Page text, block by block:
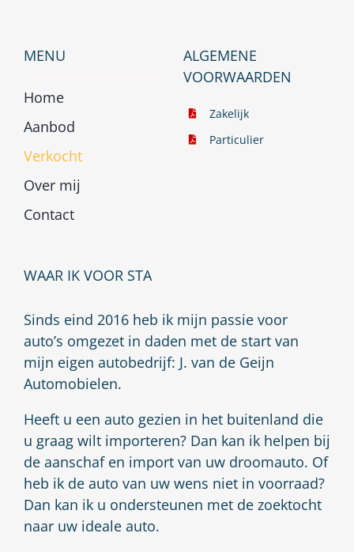
MENU
Home
Aanbod
Verkocht
Over mij
Contact
ALGEMENE
VOORWAARDEN
Zakelijk
Particulier
WAAR IK VOOR STA
Sinds eind 2016 heb ik mijn passie voor
auto’s omgezet in daden met de start van
mijn eigen autobedrijf: J. van de Geijn
Automobielen.
Heeft u een auto gezien in het buitenland die
u graag wilt importeren? Dan kan ik helpen bij
de aanschaf en import van uw droomauto. Of
heb ik de auto van uw wens niet in voorraad?
Dan kan ik u ondersteunen met de zoektocht
naar uw ideale auto.